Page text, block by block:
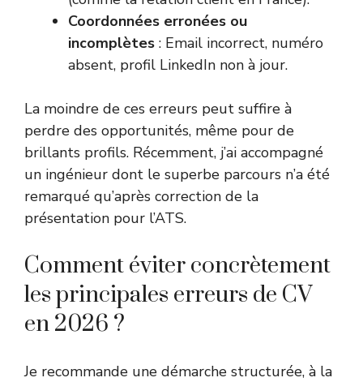
Coordonnées erronées ou
incomplètes : Email incorrect, numéro
absent, profil LinkedIn non à jour.
La moindre de ces erreurs peut suffire à
perdre des opportunités, même pour de
brillants profils. Récemment, j’ai accompagné
un ingénieur dont le superbe parcours n’a été
remarqué qu’après correction de la
présentation pour l’ATS.
Comment éviter concrètement
les principales erreurs de CV
en 2026 ?
Je recommande une démarche structurée, à la